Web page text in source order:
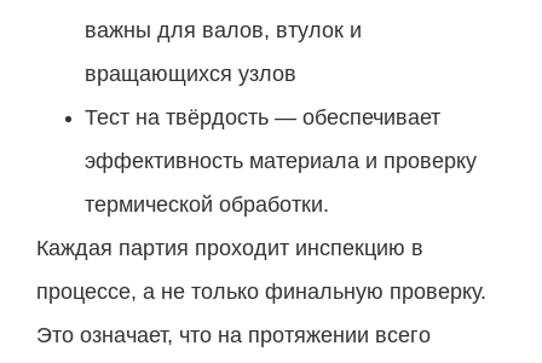
важны для валов, втулок и
вращающихся узлов
Тест на твёрдость — обеспечивает
эффективность материала и проверку
термической обработки.
Каждая партия проходит инспекцию в
процессе, а не только финальную проверку.
Это означает, что на протяжении всего